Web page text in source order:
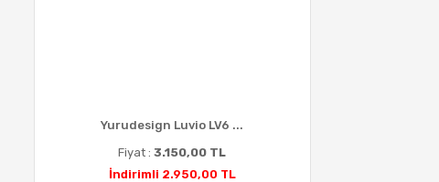
Yurudesign Luvio LV6 ...
Fiyat :3.150,00 TL
İndirimli 2.950,00 TL